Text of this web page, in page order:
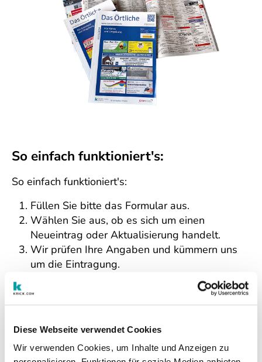
Diese Webseite verwendet Cookies
Wir verwenden Cookies, um Inhalte und Anzeigen zu
So einfach funktioniert's:
So einfach funktioniert's:
Füllen Sie bitte das Formular aus.
Wählen Sie aus, ob es sich um einen
Neueintrag oder Aktualisierung handelt.
Wir prüfen Ihre Angaben und kümmern uns
um die Eintragung.
Eintrag anlegen oder ändern? Wir